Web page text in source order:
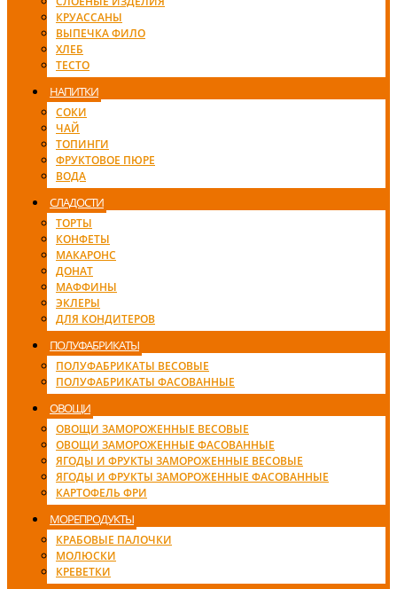
КРУАССАНЫ
ВЫПЕЧКА ФИЛО
ХЛЕБ
ТЕСТО
НАПИТКИ
СОКИ
ЧАЙ
ТОПИНГИ
ФРУКТОВОЕ ПЮРЕ
ВОДА
СЛАДОСТИ
ТОРТЫ
КОНФЕТЫ
МАКАРОНС
ДОНАТ
МАФФИНЫ
ЭКЛЕРЫ
ДЛЯ КОНДИТЕРОВ
ПОЛУФАБРИКАТЫ
ПОЛУФАБРИКАТЫ ВЕСОВЫЕ
ПОЛУФАБРИКАТЫ ФАСОВАННЫЕ
ОВОЩИ
ОВОЩИ ЗАМОРОЖЕННЫЕ ВЕСОВЫЕ
ОВОЩИ ЗАМОРОЖЕННЫЕ ФАСОВАННЫЕ
ЯГОДЫ И ФРУКТЫ ЗАМОРОЖЕННЫЕ ВЕСОВЫЕ
ЯГОДЫ И ФРУКТЫ ЗАМОРОЖЕННЫЕ ФАСОВАННЫЕ
КАРТОФЕЛЬ ФРИ
МОРЕПРОДУКТЫ
КРАБОВЫЕ ПАЛОЧКИ
МОЛЮСКИ
КРЕВЕТКИ